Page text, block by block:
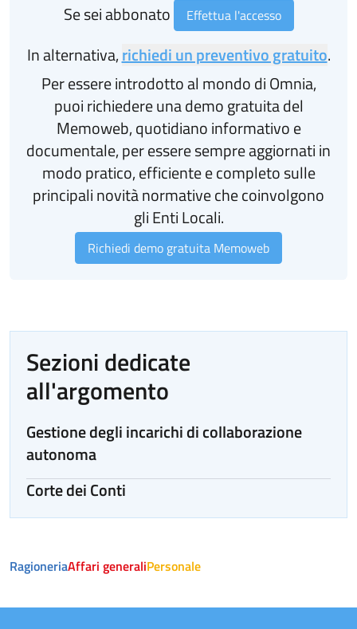
Se sei abbonato Effettua l'accesso
In alternativa,richiedi un preventivo gratuito.
Per essere introdotto al mondo di Omnia,
puoi richiedere una demo gratuita del
Memoweb, quotidiano informativo e
documentale, per essere sempre aggiornati in
modo pratico, efficiente e completo sulle
principali novità normative che coinvolgono
gli Enti Locali.
Richiedi demo gratuita Memoweb
Sezioni dedicate
all'argomento
Gestione degli incarichi di collaborazione
autonoma
Corte dei Conti
RagioneriaAffari generaliPersonale